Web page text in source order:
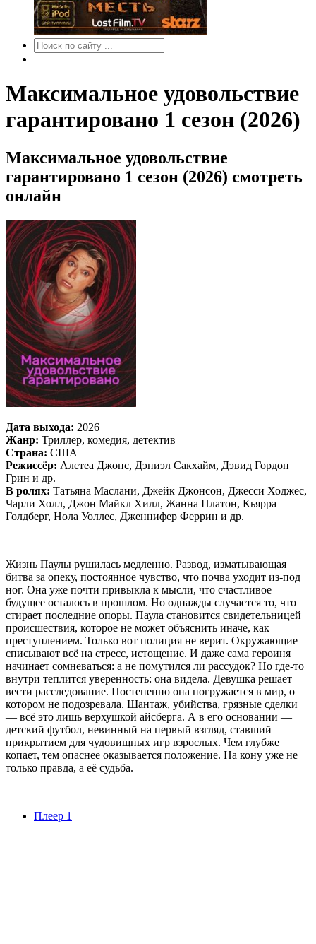
Максимальное удовольствие
гарантировано 1 сезон (2026)
Максимальное удовольствие
гарантировано 1 сезон (2026) смотреть
онлайн
Дата выхода: 2026
Жанр: Триллер, комедия, детектив
Страна: США
Режиссёр: Алетеа Джонс, Дэниэл Сакхайм, Дэвид Гордон
Грин и др.
В ролях: Татьяна Маслани, Джейк Джонсон, Джесси Ходжес,
Чарли Холл, Джон Майкл Хилл, Жанна Платон, Кьярра
Голдберг, Нола Уоллес, Дженнифер Феррин и др.
Жизнь Паулы рушилась медленно. Развод, изматывающая
битва за опеку, постоянное чувство, что почва уходит из-под
ног. Она уже почти привыкла к мысли, что счастливое
будущее осталось в прошлом. Но однажды случается то, что
стирает последние опоры. Паула становится свидетельницей
происшествия, которое не может объяснить иначе, как
преступлением. Только вот полиция не верит. Окружающие
списывают всё на стресс, истощение. И даже сама героиня
начинает сомневаться: а не помутился ли рассудок? Но где-то
внутри теплится уверенность: она видела. Девушка решает
вести расследование. Постепенно она погружается в мир, о
котором не подозревала. Шантаж, убийства, грязные сделки
— всё это лишь верхушкой айсберга. А в его основании —
детский футбол, невинный на первый взгляд, ставший
прикрытием для чудовищных игр взрослых. Чем глубже
копает, тем опаснее оказывается положение. На кону уже не
только правда, а её судьба.
Плеер 1